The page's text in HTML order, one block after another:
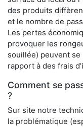
des produits
et le nombre de
Les pertes
provoquer les
souillée) peuvent
rapport à des frais
Comment se
?
Sur site notre
la problématique